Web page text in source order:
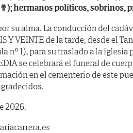
hermanos políticos, sobrinos,
su alma. La conducción del
Y VEINTE de la tarde, desde el
nº 1), para su traslado a la
se celebrará el funeral de
en el cementerio de este
2026.